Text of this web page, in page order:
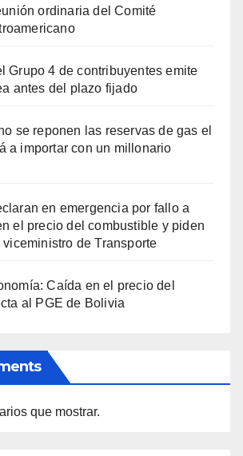
ordinaria del Comité
Grupo 4 de contribuyentes emite
antes del plazo fijado
se reponen las reservas de gas el
a importar con un millonario
en emergencia por fallo a
el precio del combustible y piden
viceministro de Transporte
Caída en el precio del
al PGE de Bolivia
que mostrar.